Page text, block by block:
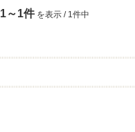
1～1件 を表示 / 1件中